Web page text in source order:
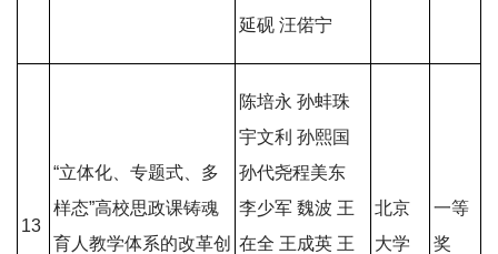
延砚 汪偌宁
13
“立体化、专题式、多
样态”高校思政课铸魂
育人教学体系的改革创
陈培永 孙蚌珠
宇文利 孙熙国
孙代尧程美东
李少军 魏波 王
在全 王成英 王
北京
大学
一等
奖